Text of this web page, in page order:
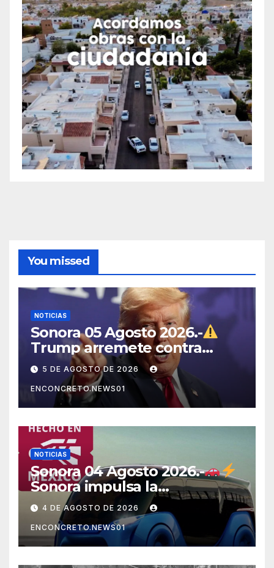
You missed
NOTICIAS
Sonora 05 Agosto 2026.-
Trump arremete contra
México, Canadá y otras
potencias por supuestos
abusos comerciales
5 DE AGOSTO DE 2026
ENCONCRETO.NEWS01
NOTICIAS
Sonora 04 Agosto 2026.-
Sonora impulsa la
electromovilidad con
«Beyond», un vehículo
eléctrico desarrollado junto
al ITH
4 DE AGOSTO DE 2026
ENCONCRETO.NEWS01